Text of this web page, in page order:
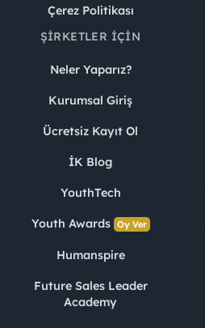
Çerez Politikası
ŞIRKETLER İÇIN
Neler Yaparız?
Kurumsal Giriş
Ücretsiz Kayıt Ol
İK Blog
YouthTech
Youth Awards Oy Ver
Humanspire
Future Sales Leader
Academy